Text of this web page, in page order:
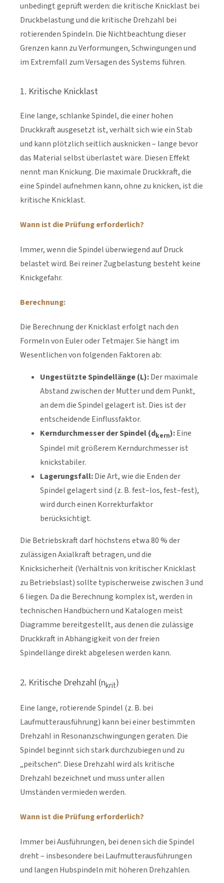
unbedingt geprüft werden: die kritische Knicklast bei
Druckbelastung und die kritische Drehzahl bei
rotierenden Spindeln. Die Nichtbeachtung dieser
Grenzen kann zu Verformungen, Schwingungen und
im Extremfall zum Versagen des Systems führen.
1. Kritische Knicklast
Eine lange, schlanke Spindel, die einer hohen
Druckkraft ausgesetzt ist, verhält sich wie ein Stab
und kann plötzlich seitlich ausknicken – lange bevor
das Material selbst überlastet wäre. Diesen Effekt
nennt man Knickung. Die maximale Druckkraft, die
eine Spindel aufnehmen kann, ohne zu knicken, ist die
kritische Knicklast.
Wann ist die Prüfung erforderlich?
Immer, wenn die Spindel überwiegend auf Druck
belastet wird. Bei reiner Zugbelastung besteht keine
Knickgefahr.
Berechnung:
Die Berechnung der Knicklast erfolgt nach den
Formeln von Euler oder Tetmajer. Sie hängt im
Wesentlichen von folgenden Faktoren ab:
Ungestützte Spindellänge (L):Der maximale
Abstand zwischen der Mutter und dem Punkt,
an dem die Spindel gelagert ist. Dies ist der
entscheidende Einflussfaktor.
Kerndurchmesser der Spindel (dkern):Eine
Spindel mit größerem Kerndurchmesser ist
knickstabiler.
Lagerungsfall:Die Art, wie die Enden der
Spindel gelagert sind (z. B. fest–los, fest–fest),
wird durch einen Korrekturfaktor
berücksichtigt.
Die Betriebskraft darf höchstens etwa 80 % der
zulässigen Axialkraft betragen, und die
Knicksicherheit (Verhältnis von kritischer Knicklast
zu Betriebslast) sollte typischerweise zwischen 3 und
6 liegen. Da die Berechnung komplex ist, werden in
technischen Handbüchern und Katalogen meist
Diagramme bereitgestellt, aus denen die zulässige
Druckkraft in Abhängigkeit von der freien
Spindellänge direkt abgelesen werden kann.
2. Kritische Drehzahl (nkrit)
Eine lange, rotierende Spindel (z. B. bei
Laufmutterausführung) kann bei einer bestimmten
Drehzahl in Resonanzschwingungen geraten. Die
Spindel beginnt sich stark durchzubiegen und zu
„peitschen“. Diese Drehzahl wird als kritische
Drehzahl bezeichnet und muss unter allen
Umständen vermieden werden.
Wann ist die Prüfung erforderlich?
Immer bei Ausführungen, bei denen sich die Spindel
dreht – insbesondere bei Laufmutterausführungen
und langen Hubspindeln mit höheren Drehzahlen.